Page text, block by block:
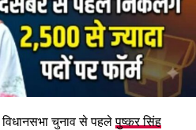
कार्य हुए हैं। लेकिन कई ऐसे काम हैं
उस पर कार्रवाई नहीं हुई। आंतरिक
युवाओं में नाराजगी की भी बात
मीडिया पर भी इस तरीके के कई
चुनाव से पहलेपुष्कर सिंह